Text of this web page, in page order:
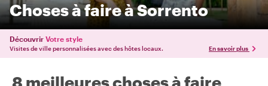
Choses à faire à Sorrento
Découvrir Votre style
Visites de ville personnalisées avec des hôtes locaux. En savoir plus
8 meilleures choses à faire